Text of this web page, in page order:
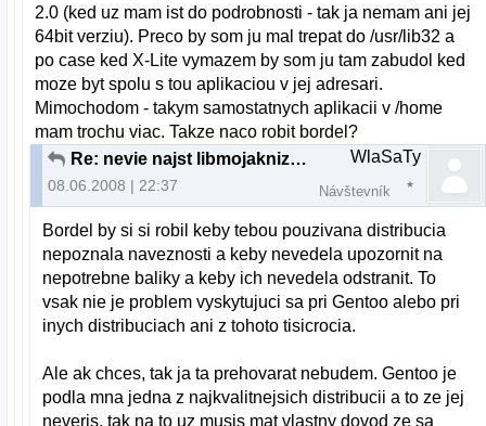
2.0 (ked uz mam ist do podrobnosti - tak ja nemam ani jej
64bit verziu). Preco by som ju mal trepat do /usr/lib32 a
po case ked X-Lite vymazem by som ju tam zabudol ked
moze byt spolu s tou aplikaciou v jej adresari.
Mimochodom - takym samostatnych aplikacii v /home
mam trochu viac. Takze naco robit bordel?
Re: nevie najst libmojakniznica.so v akt. adresari
08.06.2008 | 22:37
WlaSaTy
Návštevník
Bordel by si si robil keby tebou pouzivana distribucia
nepoznala naveznosti a keby nevedela upozornit na
nepotrebne baliky a keby ich nevedela odstranit. To
vsak nie je problem vyskytujuci sa pri Gentoo alebo pri
inych distribuciach ani z tohoto tisicrocia.
Ale ak chces, tak ja ta prehovarat nebudem. Gentoo je
podla mna jedna z najkvalitnejsich distribucii a to ze jej
neveris, tak na to uz musis mat vlastny dovod ze sa